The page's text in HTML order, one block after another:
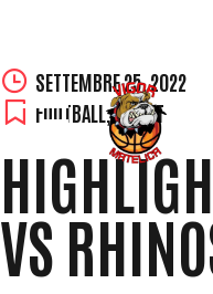
Skip
to
content
SETTEMBRE 25, 2022
FOOTBALL,SPORT
VS